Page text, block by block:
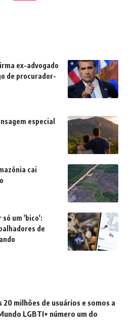
ex-advogado
de procurador-
especial
cai
só um 'bico':
de
20 milhões de usuários e somos a
LGBTI+ número um do